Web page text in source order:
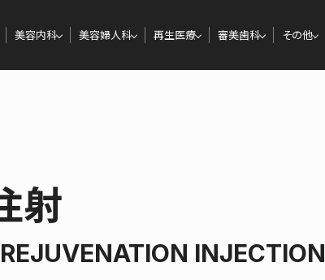
美容内科 美容婦人科 再生医療 審美歯科 その他
射
INJECTION